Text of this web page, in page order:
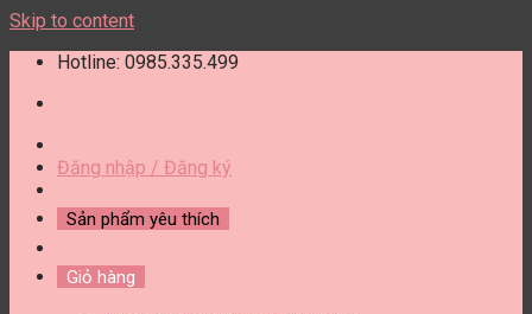
Skip to content
Hotline: 0985.335.499
Đăng nhập / Đăng ký
Sản phẩm yêu thích
Giỏ hàng